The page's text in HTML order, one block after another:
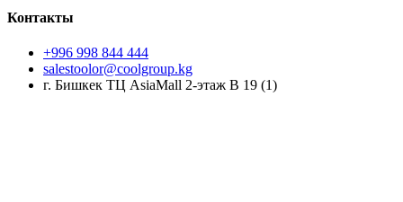
Контакты
+996 998 844 444
salestoolor@coolgroup.kg
г. Бишкек ТЦ AsiaMall 2-этаж В 19 (1)